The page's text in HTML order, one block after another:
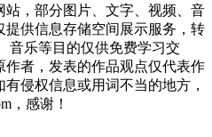
，部分图片、文字、视频、音
提供信息存储空间展示服务，转
音乐等目的仅供免费学习交
者，发表的作品观点仅代表作
侵权信息或用词不当的地方，
，感谢！